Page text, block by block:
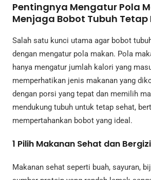
Pentingnya Mengatur Pola
Menjaga Bobot Tubuh Tetap
Salah satu kunci utama agar bobot
dengan mengatur pola makan. Pola
hanya mengatur jumlah kalori yang
memperhatikan jenis makanan yang
dengan porsi yang tepat dan memilih
mendukung tubuh untuk tetap sehat,
mempertahankan bobot yang ideal.
1 Pilih Makanan Sehat dan Bergizi
Makanan sehat seperti buah, sayuran,